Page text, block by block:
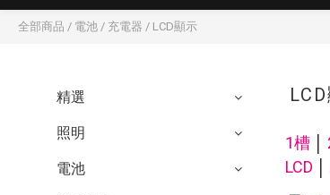
全部商品 / 電池 / 充電器 / LCD顯示
精選
照明
電池
1槽
LCD
│